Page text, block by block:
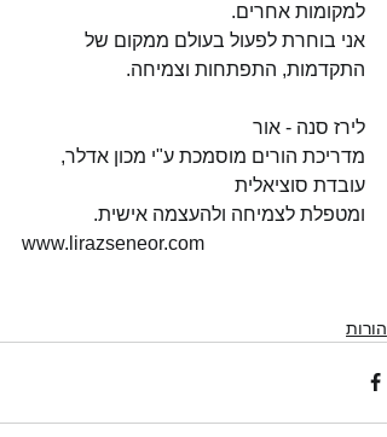
למקומות אחרים.
אני בוחרת לפעול בעולם ממקום של
התקדמות, התפתחות וצמיחה.
לירז סנה - אור
מדריכת הורים מוסמכת ע"י מכון אדלר,
עובדת סוציאלית
ומטפלת לצמיחה ולהעצמה אישית.
www.lirazseneor.com
הורות